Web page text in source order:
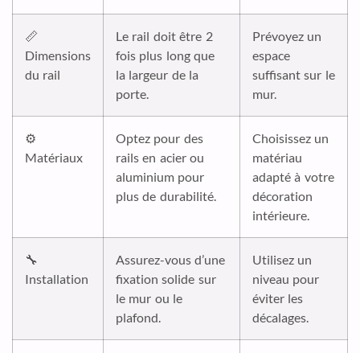
📏
Dimensions
du rail
Le rail doit être 2
fois plus long que
la largeur de la
porte.
Prévoyez un
espace
suffisant sur le
mur.
⚙️
Matériaux
Optez pour des
rails en acier ou
aluminium pour
plus de durabilité.
Choisissez un
matériau
adapté à votre
décoration
intérieure.
🔧
Installation
Assurez-vous d’une
fixation solide sur
le mur ou le
plafond.
Utilisez un
niveau pour
éviter les
décalages.